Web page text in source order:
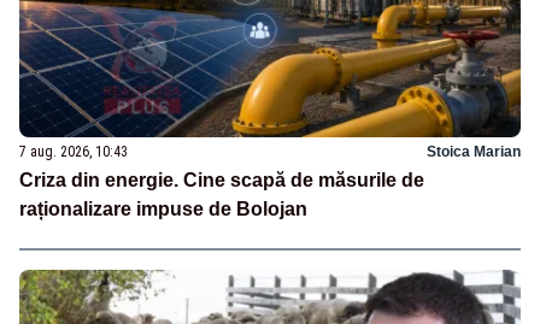
7 aug. 2026, 10:43 Stoica Marian
Criza din energie. Cine scapă de măsurile de
raționalizare impuse de Bolojan